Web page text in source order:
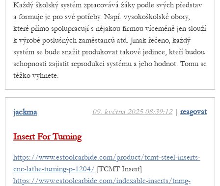
Každý školský systém zpracovává žáky podle svých představ
a formuje je pro své potřeby. Např. vysokoškolské obory,
které přímo spolupracují s nějakou firmou víceméně jen slouží
k výrobě poslušných zaměstanců atd. Jinak řečeno, každý
systém se bude snažit produkovat takové jedince, kteří budou
schopnosti zajistit reprodukci systému a jeho hodnot. Tomu se
těžko vyhnete.
09. května 2025 08:39:12| reagovat
jackma
Insert For Turning
https://www.estoolcarbide.com/product/tcmt-steel-inserts-
cnc-lathe-turning-p-1204/ [TCMT Insert]
https://www.estoolcarbide.com/indexable-inserts/tnmg-